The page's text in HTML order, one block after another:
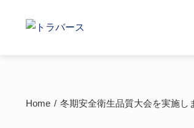
Home 冬期安全衛生品質大会を実施し